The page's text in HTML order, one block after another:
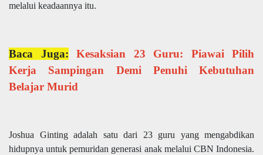
melalui keadaannya itu.
Baca Juga:
Kesaksian 23 Guru: Piawai Pilih
Kerja Sampingan Demi Penuhi Kebutuhan
Belajar Murid
Joshua Ginting adalah satu dari 23 guru yang mengabdikan
hidupnya untuk pemuridan generasi anak melalui CBN Indonesia.